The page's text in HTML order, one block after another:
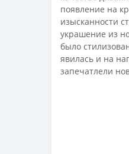
появление на
изысканности
украшение из
было
явилась и на
запечатлели